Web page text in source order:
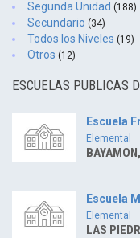
Segunda Unidad (188)
Secundario (34)
Todos los Niveles (19)
Otros (12)
ESCUELAS PUBLICAS
Escuela
Elemental
Escuela
Elemental
LAS